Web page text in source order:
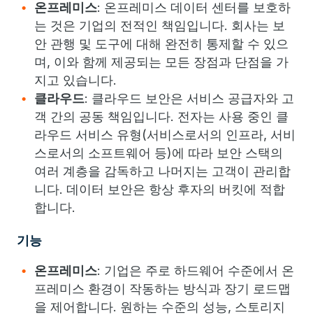
온프레미스: 온프레미스 데이터 센터를 보호하
는 것은 기업의 전적인 책임입니다. 회사는 보
안 관행 및 도구에 대해 완전히 통제할 수 있으
며, 이와 함께 제공되는 모든 장점과 단점을 가
지고 있습니다.
클라우드: 클라우드 보안은 서비스 공급자와 고
객 간의 공동 책임입니다. 전자는 사용 중인 클
라우드 서비스 유형(서비스로서의 인프라, 서비
스로서의 소프트웨어 등)에 따라 보안 스택의
여러 계층을 감독하고 나머지는 고객이 관리합
니다. 데이터 보안은 항상 후자의 버킷에 적합
합니다.
기능
온프레미스: 기업은 주로 하드웨어 수준에서 온
프레미스 환경이 작동하는 방식과 장기 로드맵
을 제어합니다. 원하는 수준의 성능, 스토리지